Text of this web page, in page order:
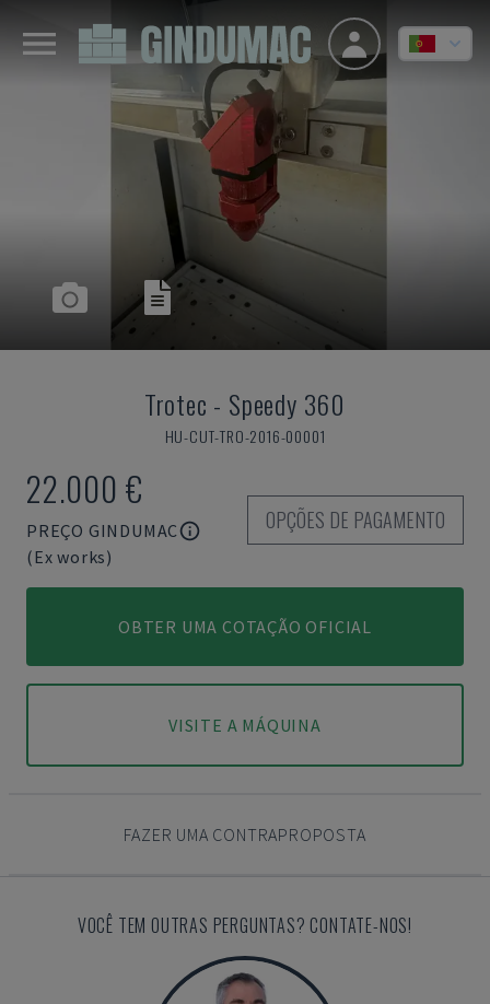
Trotec - Speedy 360
HU-CUT-TRO-2016-00001
22.000 €
PREÇO GINDUMAC
(Ex works)
OPÇÕES DE PAGAMENTO
OBTER UMA COTAÇÃO OFICIAL
VISITE A MÁQUINA
FAZER UMA CONTRAPROPOSTA
VOCÊ TEM OUTRAS PERGUNTAS? CONTATE-NOS!